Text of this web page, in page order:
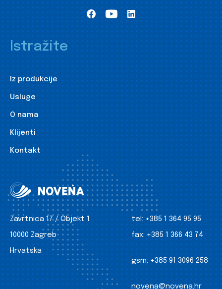
Istražite
Iz produkcije
Usluge
O nama
Klijenti
Kontakt
Zavrtnica 17 / Objekt 1
10000 Zagreb
Hrvatska
tel: +385 1 364 95 95
fax: +385 1 366 43 74
gsm: +385 91 3096 258
novena@novena.hr